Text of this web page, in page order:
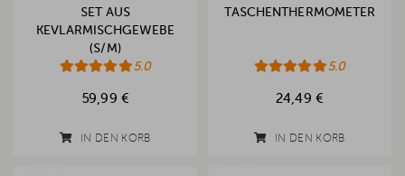
SET AUS
KEVLARMISCHGEWEBE
(S/M)
5.0
59,99 €
IN DEN KORB
TASCHENTHERMOMETER
5.0
24,49 €
IN DEN KORB